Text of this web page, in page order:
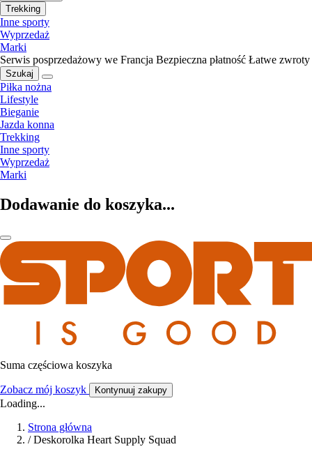
Trekking
Inne sporty
Wyprzedaż
Marki
Serwis posprzedażowy we Francja Bezpieczna płatność Łatwe zwroty
Szukaj
Piłka nożna
Lifestyle
Bieganie
Jazda konna
Trekking
Inne sporty
Wyprzedaż
Marki
Dodawanie do koszyka...
Suma częściowa koszyka
Zobacz mój koszyk Kontynuuj zakupy
Loading...
Strona główna
/ Deskorolka Heart Supply Squad